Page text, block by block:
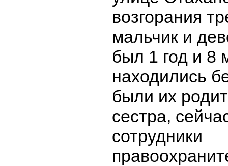
возгорания
мальчик и
был 1 год и 8
находились
были их
сестра,
сотрудники